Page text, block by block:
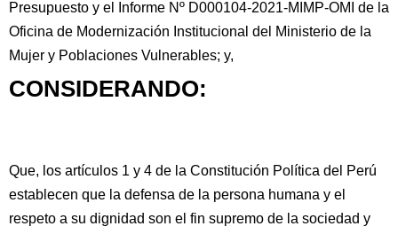
Presupuesto y el Informe Nº D000104-2021-MIMP-OMI de la
Oficina de Modernización Institucional del Ministerio de la
Mujer y Poblaciones Vulnerables; y,
CONSIDERANDO:
Que, los artículos 1 y 4 de la Constitución Política del Perú
establecen que la defensa de la persona humana y el
respeto a su dignidad son el fin supremo de la sociedad y